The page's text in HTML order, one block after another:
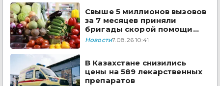
Свыше 5 миллионов вызовов
за 7 месяцев приняли
бригады скорой помощи
Казахстана
Новости7.08.26 10:41
В Казахстане снизились
цены на 589 лекарственных
препаратов